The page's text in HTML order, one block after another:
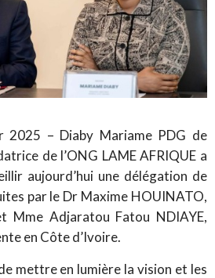
2025 – Diaby Mariame PDG de
de l’ONG LAME AFRIQUE a
aujourd’hui une délégation de
par le Dr Maxime HOUINATO,
Mme Adjaratou Fatou NDIAYE,
en Côte d’Ivoire.
mettre en lumière la vision et les